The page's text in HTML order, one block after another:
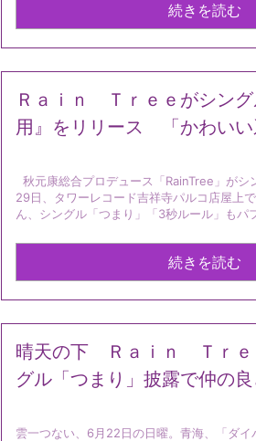
続きを読む
Ｒａｉｎ Ｔｒｅｅがシン
用』をリリース 「かわいい
秋元康総合プロデュース「RainTree」がシ
29日、タワーレコード吉祥寺パルコ店屋上
ん、シングル「つまり」「3秒ルール」もパ
続きを読む
晴天の下 Ｒａｉｎ Ｔｒｅ
グル「つまり」披露で仲の
雲一つない、6月22日の日曜。青海、「ダイ